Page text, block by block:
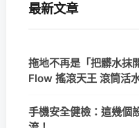
最新文章
拖地不再是「把髒水抹
Flow 搖滾天王 滾筒活
手機安全健檢：這幾個